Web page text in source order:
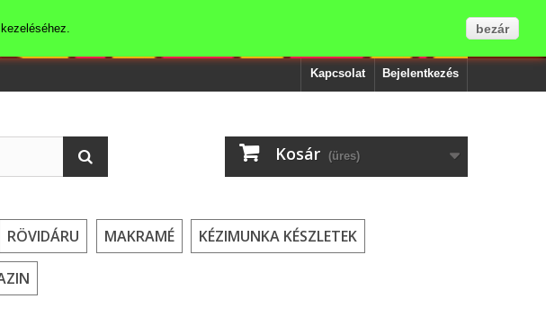
Bejelentkezés
Kapcsolat
Kosár (üres)
RÖVIDÁRU MAKRAMÉ KÉZIMUNKA KÉSZLETEK
bezár